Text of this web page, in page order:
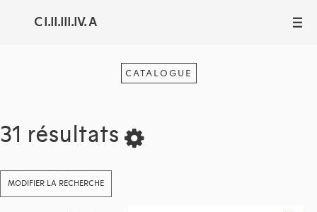
C I.II.III.IV. A III
CATALOGUE
31 résultats
MODIFIER LA RECHERCHE